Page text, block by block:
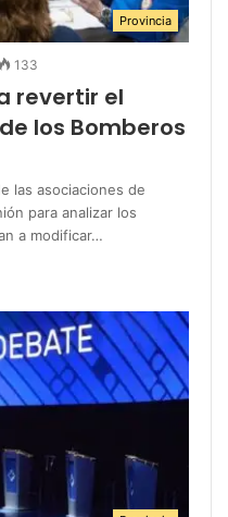
Provincia
133
revertir el
los Bomberos
las asociaciones de
para analizar los
a modificar…